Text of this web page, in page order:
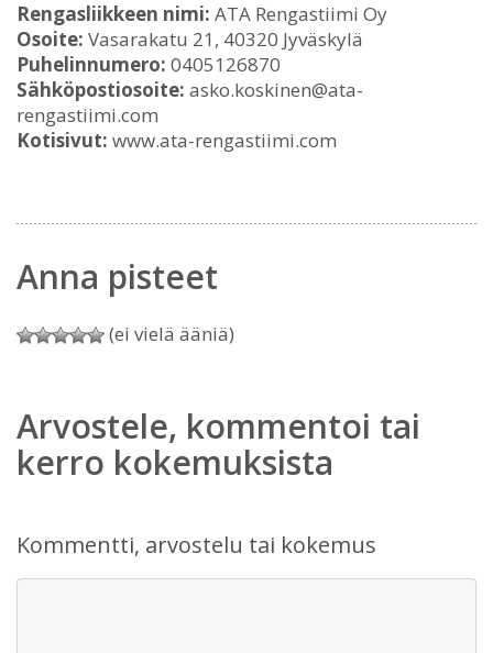
Rengasliikkeen nimi: ATA Rengastiimi Oy
Osoite: Vasarakatu 21, 40320 Jyväskylä
Puhelinnumero: 0405126870
Sähköpostiosoite: asko.koskinen@ata-
rengastiimi.com
Kotisivut: www.ata-rengastiimi.com
Anna pisteet
(ei vielä ääniä)
Arvostele, kommentoi tai
kerro kokemuksista
Kommentti, arvostelu tai kokemus